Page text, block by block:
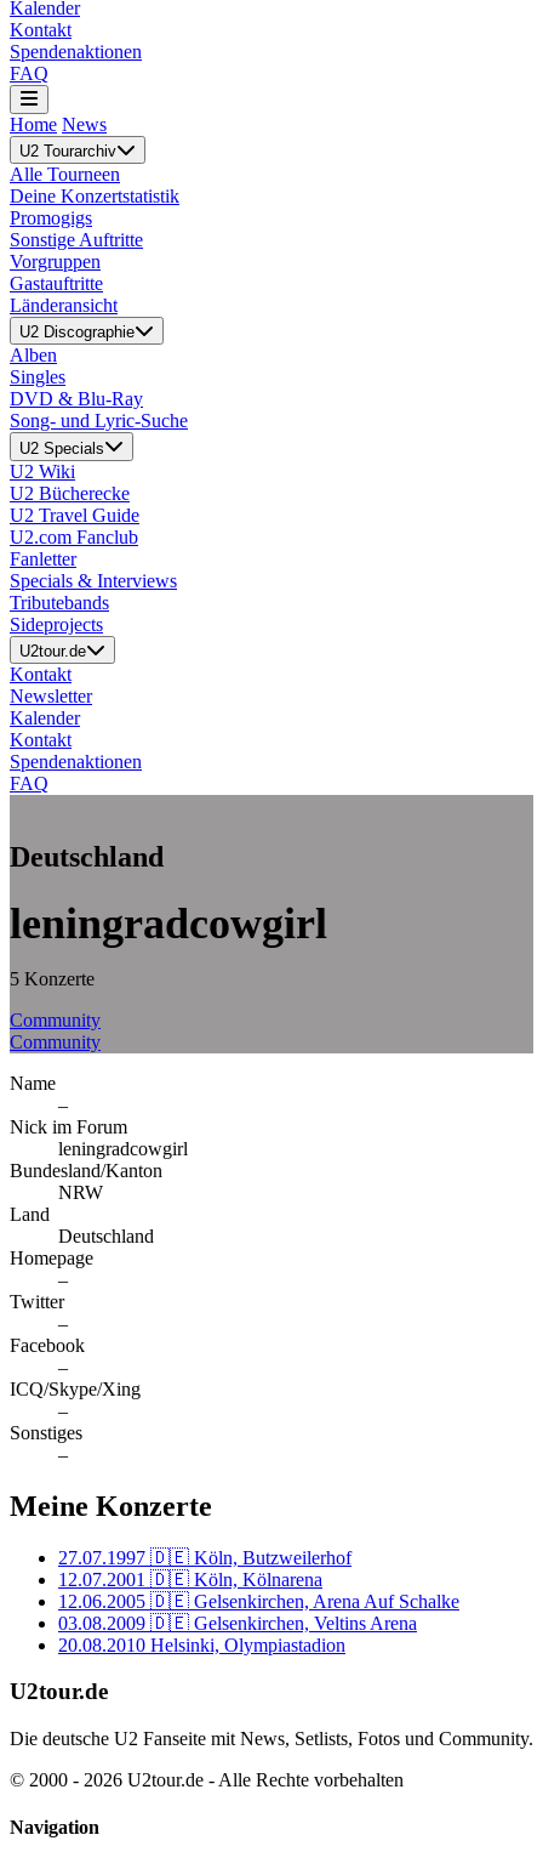
Kalender
Kontakt
Spendenaktionen
FAQ
Home News
U2 Tourarchiv
Alle Tourneen
Deine Konzertstatistik
Promogigs
Sonstige Auftritte
Vorgruppen
Gastauftritte
Länderansicht
U2 Discographie
Alben
Singles
DVD & Blu-Ray
Song- und Lyric-Suche
U2 Specials
U2 Wiki
U2 Bücherecke
U2 Travel Guide
U2.com Fanclub
Fanletter
Specials & Interviews
Tributebands
Sideprojects
U2tour.de
Kontakt
Newsletter
Kalender
Kontakt
Spendenaktionen
FAQ
Deutschland
leningradcowgirl
5 Konzerte
Community
Community
Name
–
Nick im Forum
leningradcowgirl
Bundesland/Kanton
NRW
Land
Deutschland
Homepage
–
Twitter
–
Facebook
–
ICQ/Skype/Xing
–
Sonstiges
–
Meine Konzerte
27.07.1997 🇩🇪 Köln, Butzweilerhof
12.07.2001 🇩🇪 Köln, Kölnarena
12.06.2005 🇩🇪 Gelsenkirchen, Arena Auf Schalke
03.08.2009 🇩🇪 Gelsenkirchen, Veltins Arena
20.08.2010 Helsinki, Olympiastadion
U2tour.de
Die deutsche U2 Fanseite mit News, Setlists, Fotos und Community.
© 2000 - 2026 U2tour.de - Alle Rechte vorbehalten
Navigation